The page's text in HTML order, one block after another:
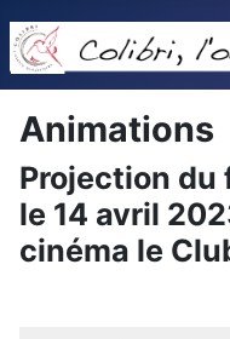
Animations
Projection du
le 14 avril
cinéma le